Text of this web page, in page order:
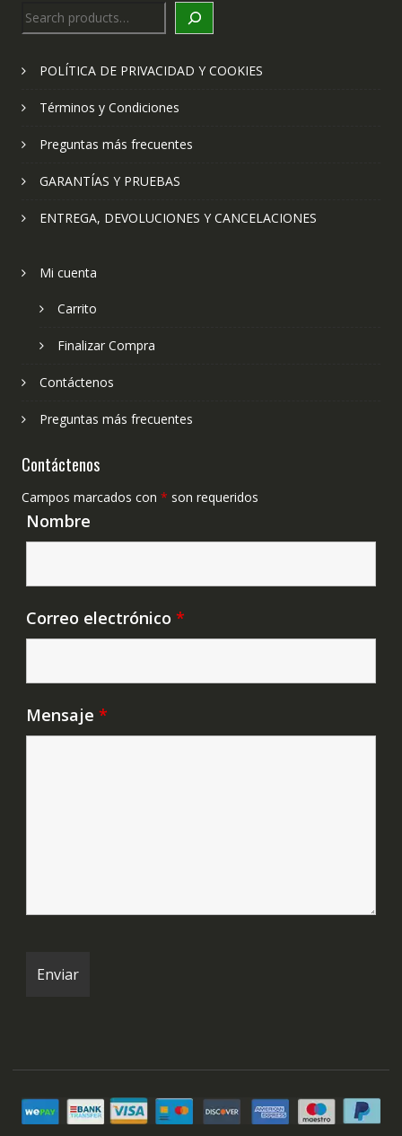
Search
POLÍTICA DE PRIVACIDAD Y COOKIES
Términos y Condiciones
Preguntas más frecuentes
GARANTÍAS Y PRUEBAS
ENTREGA, DEVOLUCIONES Y CANCELACIONES
Mi cuenta
Carrito
Finalizar Compra
Contáctenos
Preguntas más frecuentes
Contáctenos
Campos marcados con * son requeridos
Nombre
Correo electrónico *
Mensaje *